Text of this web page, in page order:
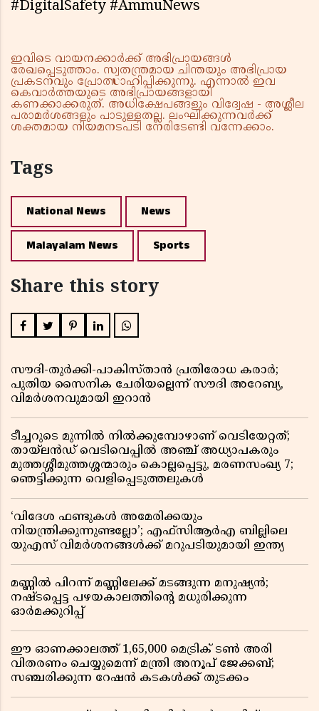
#DigitalSafety #AmmuNews
ഇവിടെ വായനക്കാർക്ക് അഭിപ്രായങ്ങൾ
രേഖപ്പെടുത്താം. സ്വതന്ത്രമായ ചിന്തയും അഭിപ്രായ
പ്രകടനവും പ്രോത്സാഹിപ്പിക്കുന്നു. എന്നാൽ ഇവ
കെവാർത്തയുടെ അഭിപ്രായങ്ങളായി
കണക്കാക്കരുത്. അധിക്ഷേപങ്ങളും വിദ്വേഷ - അശ്ലീല
പരാമർശങ്ങളും പാടുള്ളതല്ല. ലംഘിക്കുന്നവർക്ക്
ശക്തമായ നിയമനടപടി നേരിടേണ്ടി വന്നേക്കാം.
Tags
National News News
Malayalam News Sports
Share this story
സൗദി-തുർക്കി-പാകിസ്താൻ പ്രതിരോധ കരാർ;
പുതിയ സൈനിക ചേരിയല്ലെന്ന് സൗദി അറേബ്യ,
വിമർശനവുമായി ഇറാൻ
ടീച്ചറുടെ മുന്നിൽ നിൽക്കുമ്പോഴാണ് വെടിയേറ്റത്;
തായ്‌ലൻഡ് വെടിവെപ്പിൽ അഞ്ച് അധ്യാപകരും
മുത്തശ്ശീമുത്തശ്ശന്മാരും കൊല്ലപ്പെട്ടു, മരണസംഖ്യ 7;
ഞെട്ടിക്കുന്ന വെളിപ്പെടുത്തലുകൾ
‘വിദേശ ഫണ്ടുകൾ അമേരിക്കയും
നിയന്ത്രിക്കുന്നുണ്ടല്ലോ’; എഫ്സിആർഎ ബില്ലിലെ
യുഎസ് വിമർശനങ്ങൾക്ക് മറുപടിയുമായി ഇന്ത്യ
മണ്ണിൽ പിറന്ന് മണ്ണിലേക്ക് മടങ്ങുന്ന മനുഷ്യൻ;
നഷ്ടപ്പെട്ട പഴയകാലത്തിൻ്റെ മധുരിക്കുന്ന
ഓർമക്കുറിപ്പ്
ഈ ഓണക്കാലത്ത് 1,65,000 മെട്രിക് ടൺ അരി
വിതരണം ചെയ്യുമെന്ന് മന്ത്രി അനൂപ് ജേക്കബ്;
സഞ്ചരിക്കുന്ന റേഷൻ കടകൾക്ക് തുടക്കം